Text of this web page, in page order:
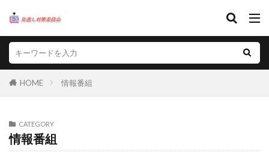
HOME 情報番組
CATEGORY
情報番組